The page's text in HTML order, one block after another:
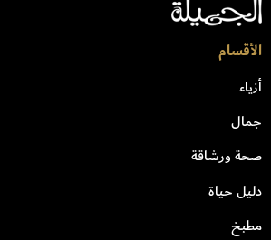
الأقسام
أزياء
جمال
صحة ورشاقة
دليل حياة
مطبخ